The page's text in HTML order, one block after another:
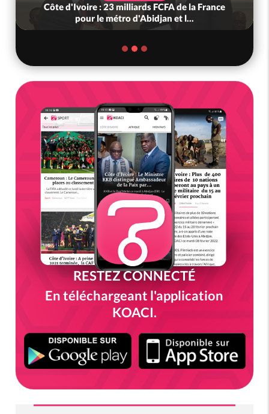
Côte d'Ivoire : 23 milliards FCFA de la France
pour le métro d'Abidjan et l...
RESTEZ CONNECTÉ
En téléchargeant l'application
KOACI.